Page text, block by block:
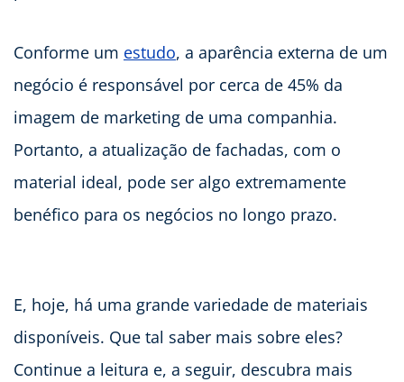
Conforme um estudo, a aparência externa de um
negócio é responsável por cerca de 45% da
imagem de marketing de uma companhia.
Portanto, a atualização de fachadas, com o
material ideal, pode ser algo extremamente
benéfico para os negócios no longo prazo.
E, hoje, há uma grande variedade de materiais
disponíveis. Que tal saber mais sobre eles?
Continue a leitura e, a seguir, descubra mais